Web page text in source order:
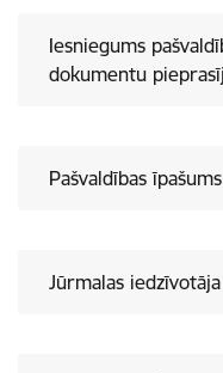
Iesniegums
dokumentu
Pašvaldības īpašums
Jūrmalas